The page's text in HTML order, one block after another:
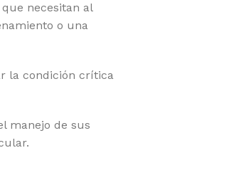
necesitan al
o una
la condición crítica
manejo de sus